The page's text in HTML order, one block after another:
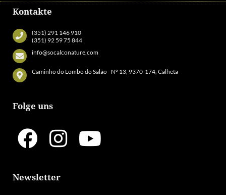
Kontakte
(351) 291 146 910
(351) 92 59 75 844
info@socalconature.com
Caminho do Lombo do Salão - Nº 13, 9370-174, Calheta
Folge uns
Newsletter